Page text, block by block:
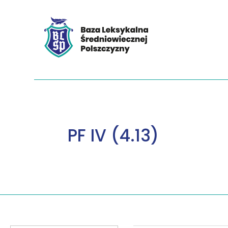
PF IV (4.13)